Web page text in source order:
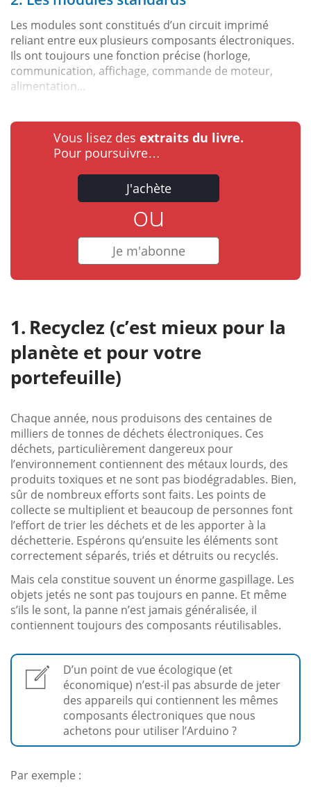
Les modules sont constitués d’un circuit imprimé
reliant entre eux plusieurs composants électroniques.
Ils ont toujours une fonction précise (horloge,
communication, affichage, commande de moteur,
alimentation...
Vous lisez des extraits du livre.
Pour poursuivre…
J'achète
ou
Je m'abonne
Recyclez (c’est mieux pour la
planète et pour votre
portefeuille)
Chaque année, nous produisons des centaines de
milliers de tonnes de déchets électroniques. Ces
déchets, particulièrement dangereux pour
l’environnement contiennent des métaux lourds, des
produits toxiques et ne sont pas biodégradables. Bien,
sûr de nombreux efforts sont faits. Les points de
collecte se multiplient et beaucoup de personnes font
l’effort de trier les déchets et de les apporter à la
déchetterie. Espérons qu’ensuite les éléments sont
correctement séparés, triés et détruits ou recyclés.
Mais cela constitue souvent un énorme gaspillage. Les
objets jetés ne sont pas toujours en panne. Et même
s’ils le sont, la panne n’est jamais généralisée, il
contiennent toujours des composants réutilisables.
D’un point de vue écologique (et
économique) n’est-il pas absurde de jeter
des appareils qui contiennent les mêmes
composants électroniques que nous
achetons pour utiliser l’Arduino ?
Par exemple :